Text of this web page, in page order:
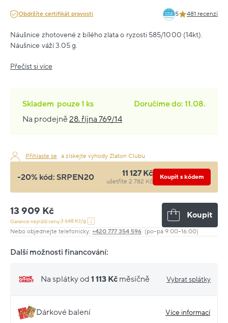
Obdržíte certifikát pravosti 5 481 recenzí
Náušnice zhotovené z bílého zlata o ryzosti 585/1000 (14kt).
Náušnice váží 3.05 g.
Přečíst si více
Skladem pouze1 ks
Doručíme do: 11.08.
Na prodejně28. října 769/14
Přihlaste se a získejte výhody Zlaton Clubu
-20% kód: SRPEN20 11 127 Kč
ušetříte 2 782 Kč
Koupit s kódem
13 909 Kč
Garance nejnižší ceny:3 648 Kč/g
Koupit
Nebo objednejte telefonicky: +420 777 354 596 (po–pá 9:00–16:00)
Další možnosti financování:
Na splátky od 1 113 Kč měsíčně Vybrat splátky
Dárkové balení Více informací